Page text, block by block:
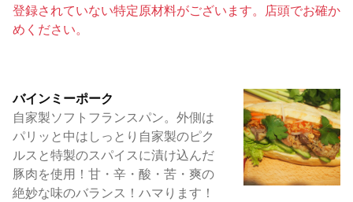
登録されていない特定原材料がございます。店頭でお確か
めください。
バインミーポーク
自家製ソフトフランスパン。外側は
パリッと中はしっとり自家製のピク
ルスと特製のスパイスに漬け込んだ
豚肉を使用！甘・辛・酸・苦・爽の
絶妙な味のバランス！ハマります！